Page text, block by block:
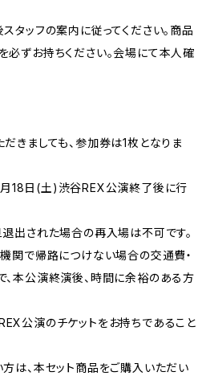
タッフの案内に従ってください。商品
必ずお持ちください。会場にて本人確
きましても、参加券は1枚となりま
18日(土)渋谷REX公演終了後に行
出された場合の再入場は不可です。
関で帰路につけない場合の交通費・
本公演終演後、時間に余裕のある方
公演のチケットをお持ちであること
は、本セット商品をご購入いただい